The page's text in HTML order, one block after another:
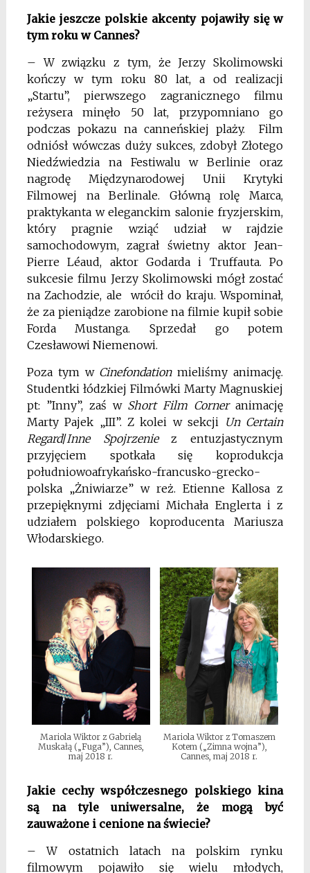
Jakie jeszcze polskie akcenty pojawiły się w
tym roku w Cannes?
– W związku z tym, że Jerzy Skolimowski
kończy w tym roku 80 lat, a od realizacji
„Startu”, pierwszego zagranicznego filmu
reżysera minęło 50 lat, przypomniano go
podczas pokazu na canneńskiej plaży. Film
odniósł wówczas duży sukces, zdobył Złotego
Niedźwiedzia na Festiwalu w Berlinie oraz
nagrodę Międzynarodowej Unii Krytyki
Filmowej na Berlinale. Główną rolę Marca,
praktykanta w eleganckim salonie fryzjerskim,
który pragnie wziąć udział w rajdzie
samochodowym, zagrał świetny aktor Jean-
Pierre Léaud, aktor Godarda i Truffauta. Po
sukcesie filmu Jerzy Skolimowski mógł zostać
na Zachodzie, ale wrócił do kraju. Wspominał,
że za pieniądze zarobione na filmie kupił sobie
Forda Mustanga. Sprzedał go potem
Czesławowi Niemenowi.
Poza tym w Cinefondationmieliśmy animację.
Studentki łódzkiej Filmówki Marty Magnuskiej
pt: ”Inny”, zaś w Short Film Corneranimację
Marty Pajek „III”. Z kolei w sekcji Un Certain
Regard/Inne Spojrzeniez entuzjastycznym
przyjęciem spotkała się koprodukcja
południowoafrykańsko-francusko-grecko-
polska „Żniwiarze” w reż. Etienne Kallosa z
przepięknymi zdjęciami Michała Englerta i z
udziałem polskiego koproducenta Mariusza
Włodarskiego.
Mariola Wiktor z Gabrielą
Muskałą („Fuga”), Cannes,
maj 2018 r.
Mariola Wiktor z Tomaszem
Kotem („Zimna wojna”),
Cannes, maj 2018 r.
Jakie cechy współczesnego polskiego kina
są na tyle uniwersalne, że mogą być
zauważone i cenione na świecie?
– W ostatnich latach na polskim rynku
filmowym pojawiło się wielu młodych,